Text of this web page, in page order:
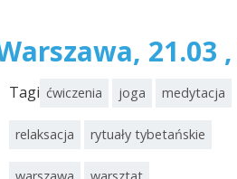
21.03
Tagi ćwiczenia joga medytacja
relaksacja rytuały tybetańskie